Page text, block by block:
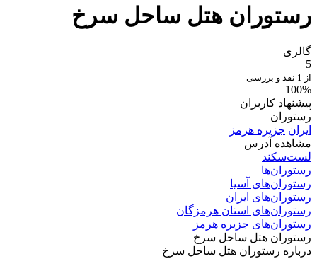
رستوران هتل ساحل سرخ
گالری
5
از 1 نقد و بررسی
100%
پیشنهاد کاربران
رستوران
ایران جزیره هرمز
مشاهده آدرس
لست‌سکند
رستوران‌ها
رستوران‌های آسیا
رستوران‌های ایران
رستوران‌های استان هرمزگان
رستوران‌های جزیره هرمز
رستوران هتل ساحل سرخ
درباره رستوران هتل ساحل سرخ